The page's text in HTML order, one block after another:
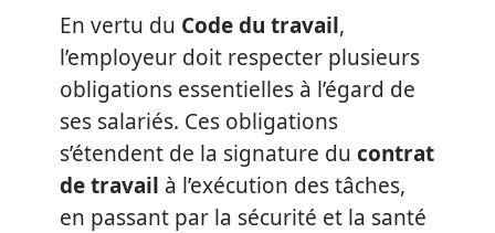
En vertu du Code du travail,
l’employeur doit respecter plusieurs
obligations essentielles à l’égard de
ses salariés. Ces obligations
s’étendent de la signature du contrat
de travail à l’exécution des tâches,
en passant par la sécurité et la santé